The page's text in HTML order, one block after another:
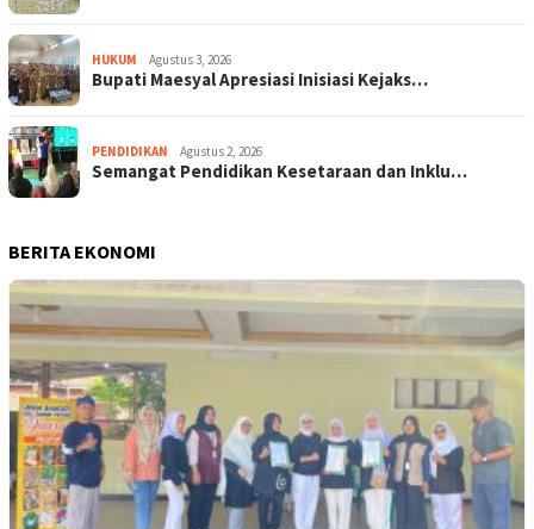
HUKUM Agustus 3, 2026
Bupati Maesyal Apresiasi Inisiasi Kejaks…
PENDIDIKAN Agustus 2, 2026
Semangat Pendidikan Kesetaraan dan Inklu…
BERITA EKONOMI